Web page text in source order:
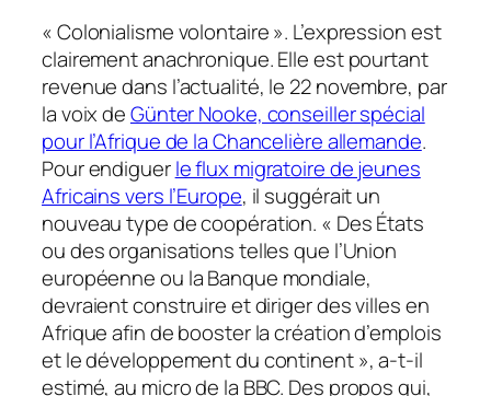
« Colonialisme volontaire ». L’expression est
clairement anachronique. Elle est pourtant
revenue dans l’actualité, le 22 novembre, par
la voix deGünter Nooke, conseiller spécial
pour l’Afrique de la Chancelière allemande.
Pour endiguerle flux migratoire de jeunes
Africains vers l’Europe, il suggérait un
nouveau type de coopération. « Des États
ou des organisations telles que l’Union
européenne ou la Banque mondiale,
devraient construire et diriger des villes en
Afrique afin de booster la création d’emplois
et le développement du continent », a-t-il
estimé, au micro de la BBC. Des propos qui,